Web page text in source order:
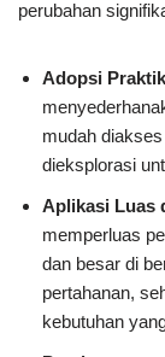
perubahan
Adopsi
mudah
dieksplorasi
Aplikasi Luas
memperluas
dan besar di
pertahanan,
kebutuhan